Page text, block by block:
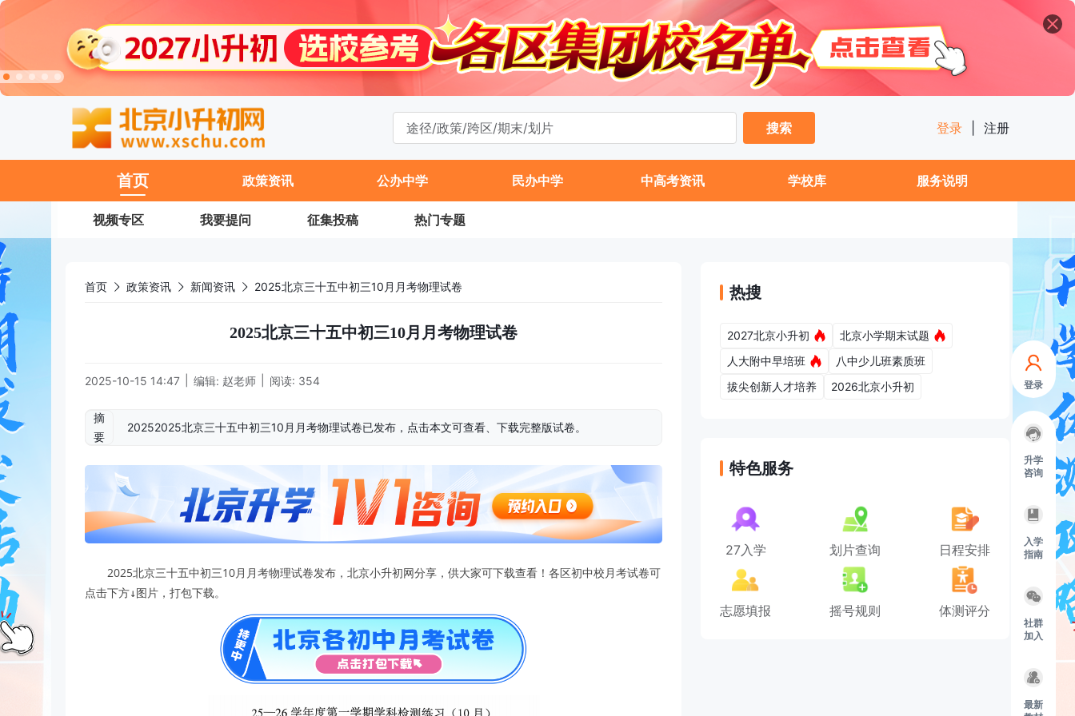
登录
升学
咨询
入学
指南
社群
加入
最新
搜索
登录 注册
首页 政策资讯 公办中学 民办中学 中高考资讯 学校库 服务说明
视频专区 我要提问 征集投稿 热门专题
首页 政策资讯 新闻资讯 2025北京三十五中初三10月月考物理试卷
2025北京三十五中初三10月月考物理试卷
2025-10-15 14:47 编辑: 赵老师 阅读: 354
摘
要
20252025北京三十五中初三10月月考物理试卷已发布，点击本文可查看、下载完整版试卷。
2025北京三十五中初三10月月考物理试卷发布，北京小升初网分享，供大家可下载查看！各区初中校月考试卷可
点击下方↓图片，打包下载。
热搜
2027北京小升初
北京小学期末试题
人大附中早培班
八中少儿班素质班
拔尖创新人才培养
2026北京小升初
特色服务
27入学 划片查询 日程安排
志愿填报 摇号规则 体测评分